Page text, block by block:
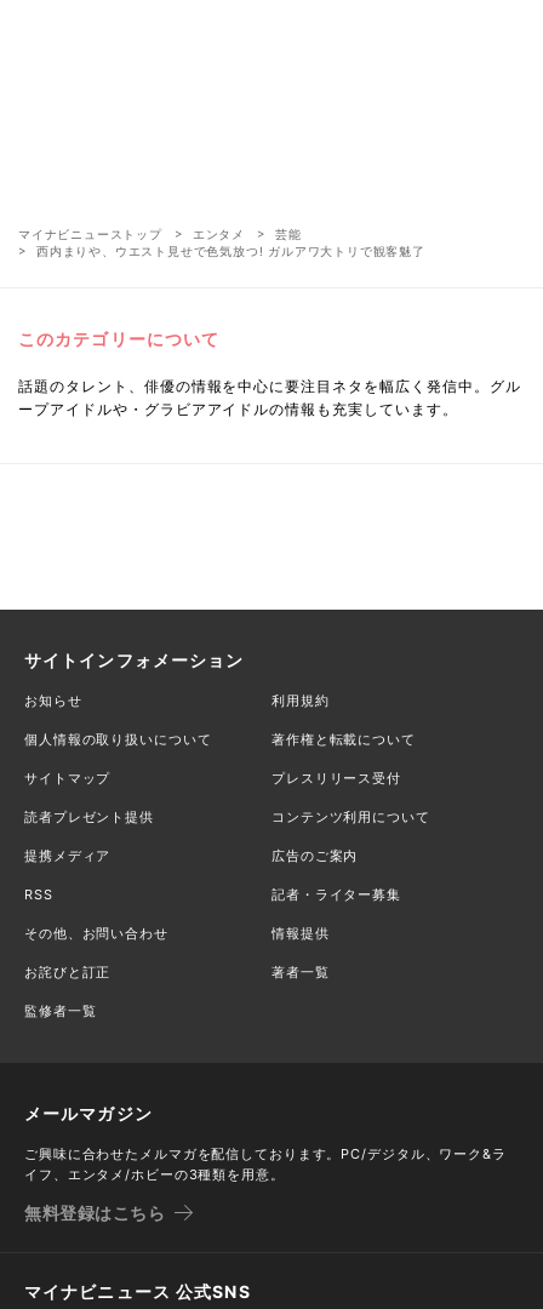
マイナビニューストップ エンタメ
芸能
西内まりや、ウエスト見せで色気放つ! ガルアワ大トリで観客魅了
このカテゴリーについて
話題のタレント、俳優の情報を中心に要注目ネタを幅広く発信中。グル
ープアイドルや・グラビアアイドルの情報も充実しています。
サイトインフォメーション
お知らせ 利用規約
個人情報の取り扱いについて 著作権と転載について
サイトマップ プレスリリース受付
読者プレゼント提供 コンテンツ利用について
提携メディア 広告のご案内
RSS 記者・ライター募集
その他、お問い合わせ 情報提供
お詫びと訂正 著者一覧
監修者一覧
メールマガジン
ご興味に合わせたメルマガを配信しております。PC/デジタル、ワーク&ラ
イフ、エンタメ/ホビーの3種類を用意。
無料登録はこちら
マイナビニュース 公式SNS